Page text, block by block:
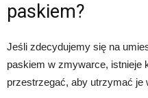
paskiem?
Jeśli zdecydujemy się na
paskiem w zmywarce, istnieje
przestrzegać, aby utrzymać je